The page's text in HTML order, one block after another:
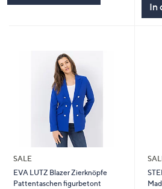
In
SALE
EVA LUTZ Blazer Zierknöpfe
Pattentaschen figurbetont